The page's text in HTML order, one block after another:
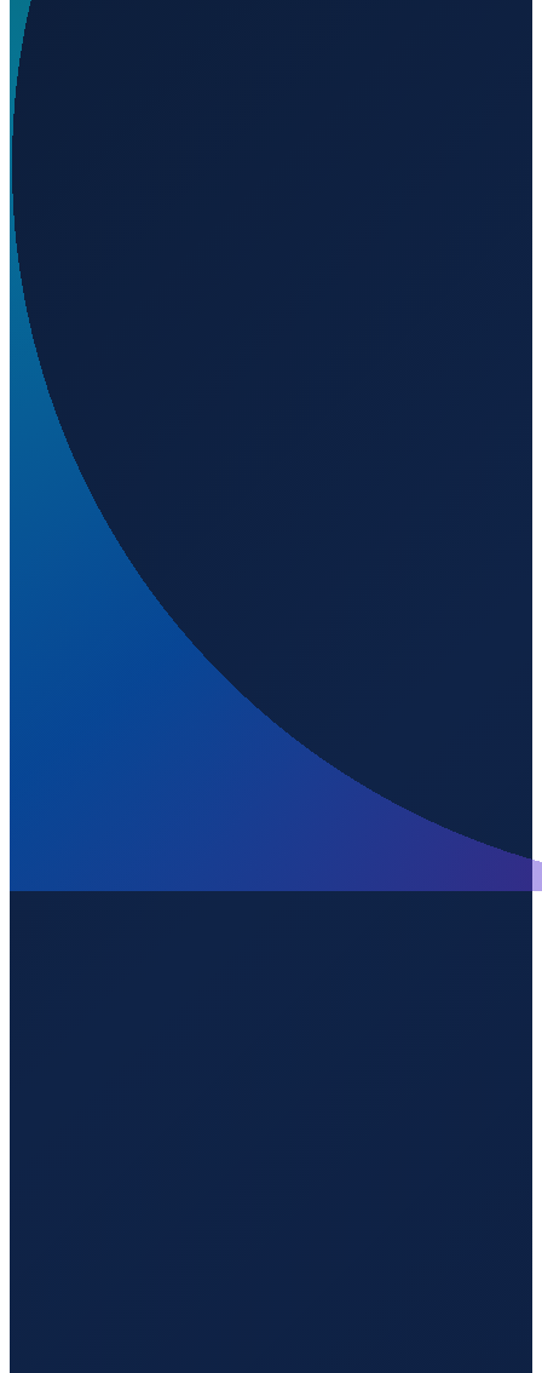
Wo liegt El Salto Airport?
Wird geladen...
Mexico City